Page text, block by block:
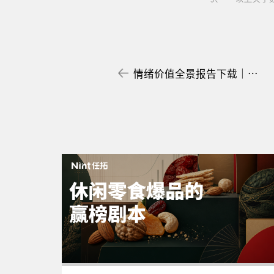
情绪价值全景报告下载｜1.4万亿的“情绪”生意，谁在买单？